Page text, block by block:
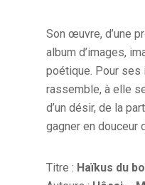
Son œuvre, d’une
album d’images,
poétique. Pour ses
rassemble, à elle
d’un désir, de la
gagner en douceur
Titre : Haïkus du